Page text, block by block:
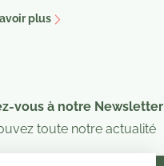
plus
vous à notre Newsletter
toute notre actualité